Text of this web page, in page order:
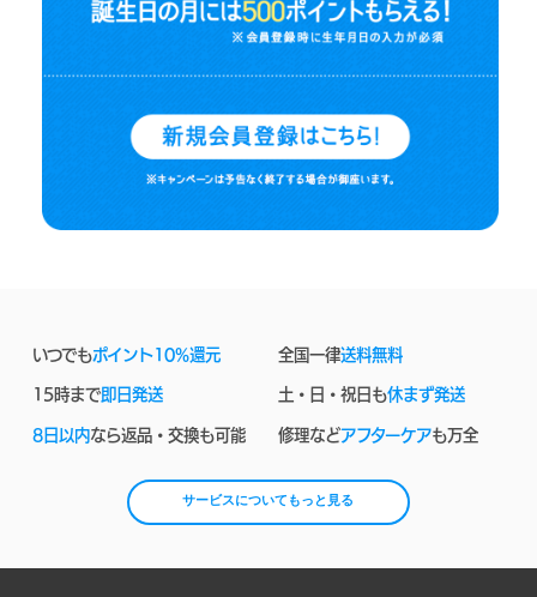
いつでもポイント10%還元 全国一律送料無料
15時まで即日発送 土・日・祝日も休まず発送
8日以内なら返品・交換も可能 修理などアフターケアも万全
サービスについてもっと見る